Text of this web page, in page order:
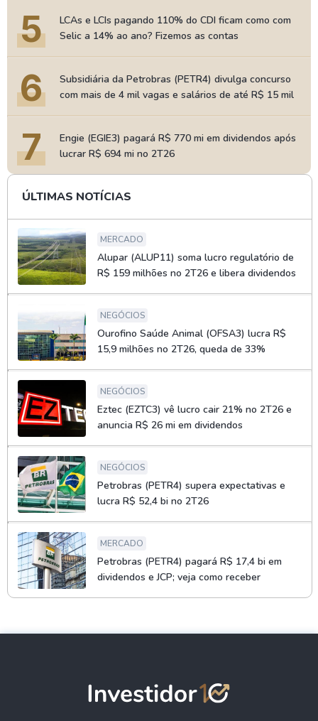
5
LCAs e LCIs pagando 110% do CDI ficam como com
Selic a 14% ao ano? Fizemos as contas
6
Subsidiária da Petrobras (PETR4) divulga concurso
com mais de 4 mil vagas e salários de até R$ 15 mil
7
Engie (EGIE3) pagará R$ 770 mi em dividendos após
lucrar R$ 694 mi no 2T26
ÚLTIMAS NOTÍCIAS
MERCADO
Alupar (ALUP11) soma lucro regulatório de
R$ 159 milhões no 2T26 e libera dividendos
NEGÓCIOS
Ourofino Saúde Animal (OFSA3) lucra R$
15,9 milhões no 2T26, queda de 33%
NEGÓCIOS
Eztec (EZTC3) vê lucro cair 21% no 2T26 e
anuncia R$ 26 mi em dividendos
NEGÓCIOS
Petrobras (PETR4) supera expectativas e
lucra R$ 52,4 bi no 2T26
MERCADO
Petrobras (PETR4) pagará R$ 17,4 bi em
dividendos e JCP; veja como receber